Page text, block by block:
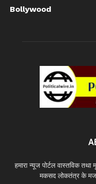
Bollywood
हमारा न्यूज पोर्टल वास्तविक
मकसद लोकतंत्र के